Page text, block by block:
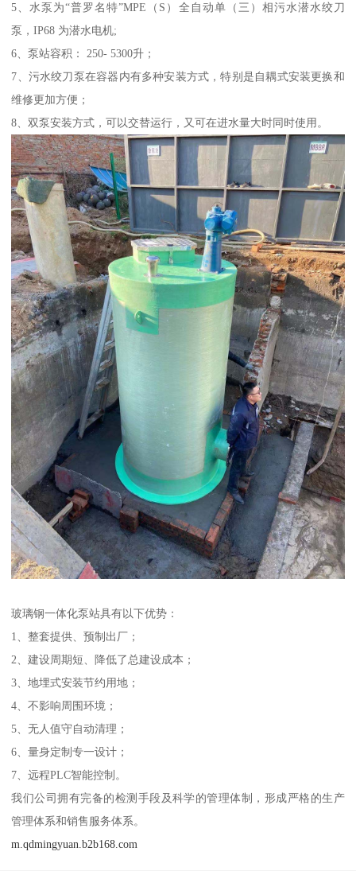
5、水泵为“普罗名特”MPE（S）全自动单（三）相污水潜水绞刀
泵，IP68 为潜水电机;
6、泵站容积： 250- 5300升；
7、污水绞刀泵在容器内有多种安装方式，特别是自耦式安装更换和
维修更加方便；
8、双泵安装方式，可以交替运行，又可在进水量大时同时使用。
玻璃钢一体化泵站具有以下优势：
1、整套提供、预制出厂；
2、建设周期短、降低了总建设成本；
3、地埋式安装节约用地；
4、不影响周围环境；
5、无人值守自动清理；
6、量身定制专一设计；
7、远程PLC智能控制。
我们公司拥有完备的检测手段及科学的管理体制，形成严格的生产
管理体系和销售服务体系。
m.qdmingyuan.b2b168.com